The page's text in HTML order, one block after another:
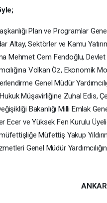
Plan ve Programlar
Altay, Sektörler ve Kamu
Mehmet Cem Fendoğlu, Devlet
Volkan Öz, Ekonomik
Genel Müdür
Müşavirliğine Zuhal Edis,
Bakanlığı Milli Emlak
Ecer ve Yüksek Fen Kurulu
Müfettiş Yakup
Genel Müdür